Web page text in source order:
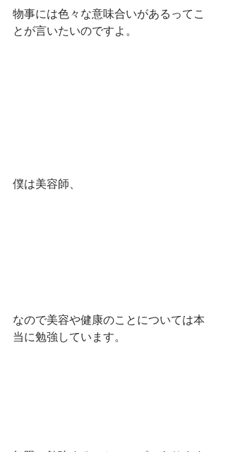
物事には色々な意味合いがあるってこ
とが言いたいのですよ。
僕は美容師、
なので美容や健康のことについては本
当に勉強しています。